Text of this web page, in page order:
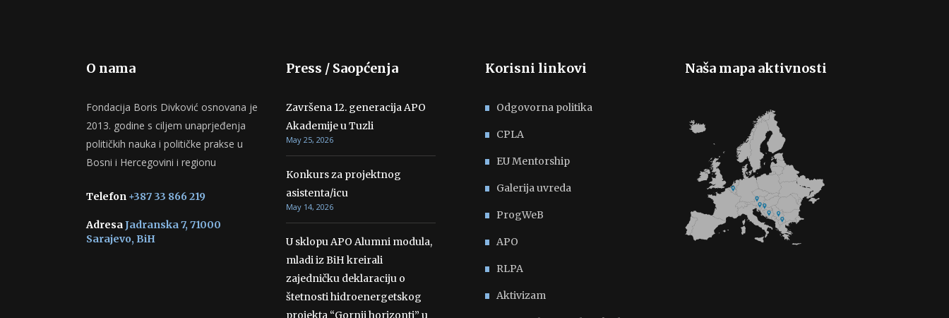
O nama
Fondacija Boris Divković osnovana je
2013. godine s ciljem unaprjeđenja
političkih nauka i političke prakse u
Bosni i Hercegovini i regionu
Telefon +387 33 866 219
AdresaJadranska 7, 71000
Sarajevo, BiH
Press / Saopćenja
Završena 12. generacija APO
Akademije u Tuzli
May 25, 2026
Konkurs za projektnog
asistenta/icu
May 14, 2026
U sklopu APO Alumni modula,
mladi iz BiH kreirali
zajedničku deklaraciju o
štetnosti hidroenergetskog
projekta “Gornji horizonti” u
Korisni linkovi
Odgovorna politika
CPLA
EU Mentorship
Galerija uvreda
ProgWeB
APO
RLPA
Aktivizam
Naša mapa aktivnosti